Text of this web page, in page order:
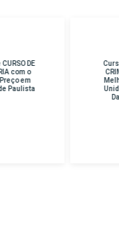
Curso de PERICIA
CRIMINAL com o
Melhor Preço em
Unidade Hospital